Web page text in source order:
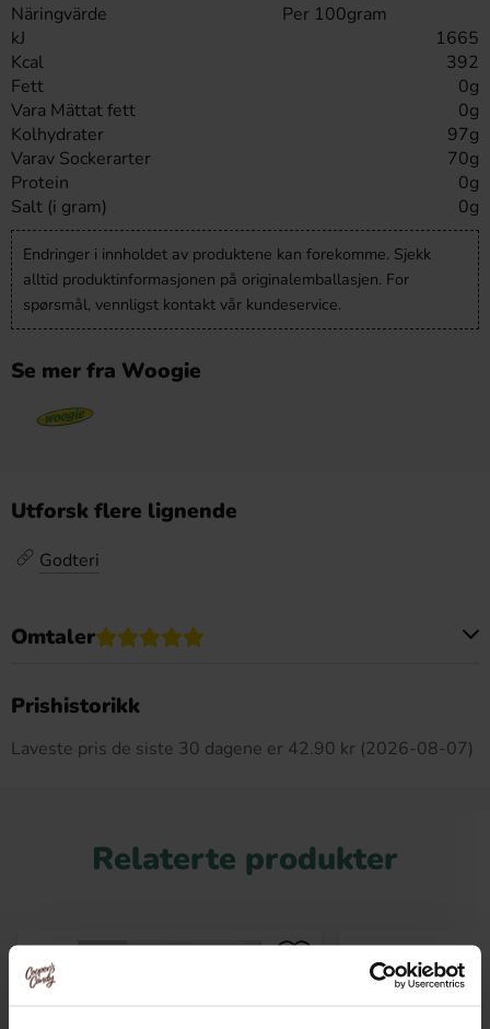
Näringvärde
Per 100gram
kJ
1665
Kcal
392
Fett
0g
Vara Mättat fett
0g
Kolhydrater
97g
Varav Sockerarter
70g
Protein
0g
Salt (i gram)
0g
Endringer i innholdet av produktene kan forekomme. Sjekk
alltid produktinformasjonen på originalemballasjen. For
spørsmål, vennligst kontakt vår kundeservice.
Se mer fra Woogie
Utforsk flere lignende
Godteri
Omtaler
Prishistorikk
Laveste pris de siste 30 dagene er 42.90 kr (2026-08-07)
Relaterte produkter